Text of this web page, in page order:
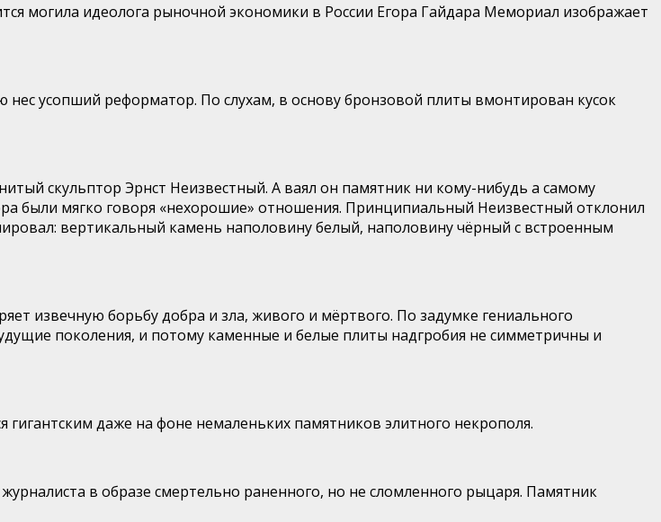
могила идеолога рыночной экономики в России Егора Гайдара Мемориал изображает
усопший реформатор. По слухам, в основу бронзовой плиты вмонтирован кусок
скульптор Эрнст Неизвестный. А ваял он памятник ни кому-нибудь а самому
были мягко говоря «нехорошие» отношения. Принципиальный Неизвестный отклонил
вертикальный камень наполовину белый, наполовину чёрный с встроенным
извечную борьбу добра и зла, живого и мёртвого. По задумке гениального
поколения, и потому каменные и белые плиты надгробия не симметричны и
даже на фоне немаленьких памятников элитного некрополя.
в образе смертельно раненного, но не сломленного рыцаря. Памятник